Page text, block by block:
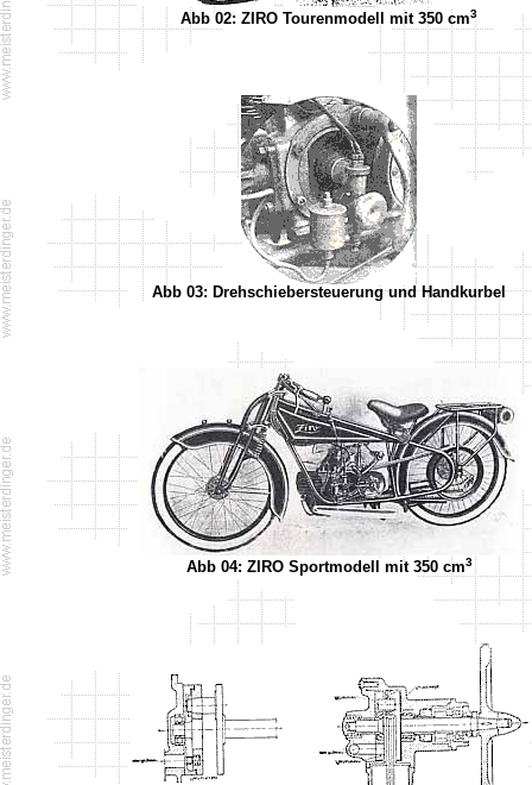
Abb 02: ZIRO Tourenmodell mit 350 cm3
Abb 03: Drehschiebersteuerung und Handkurbel
Abb 04: ZIRO Sportmodell mit 350 cm3